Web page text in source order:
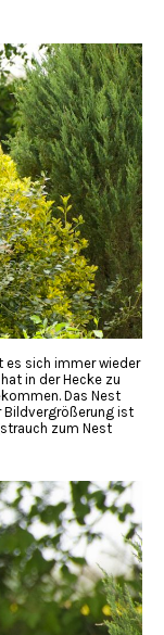
es sich immer wieder
in der Hecke zu
Das Nest
Bildvergrößerung ist
zum Nest